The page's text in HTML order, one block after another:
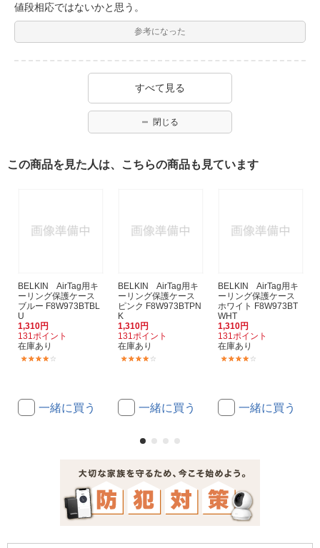
値段相応ではないかと思う。
参考になった
すべて見る
閉じる
この商品を見た人は、こちらの商品も見ています
BELKIN AirTag用キ
ーリング保護ケース
ブルー F8W973BTBL
U
1,310円
131ポイント
在庫あり
一緒に買う
BELKIN AirTag用キ
ーリング保護ケース
ピンク F8W973BTPN
K
1,310円
131ポイント
在庫あり
一緒に買う
BELKIN AirTag用キ
ーリング保護ケース
ホワイト F8W973BT
WHT
1,310円
131ポイント
在庫あり
一緒に買う